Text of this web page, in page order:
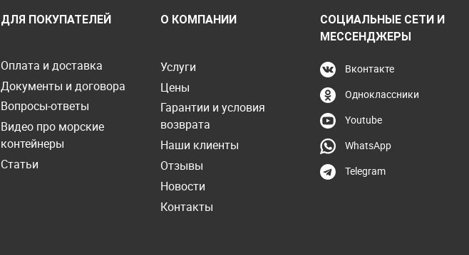
ДЛЯ ПОКУПАТЕЛЕЙ
Оплата и доставка
Документы и договора
Вопросы-ответы
Видео про морские
контейнеры
Статьи
О КОМПАНИИ
Услуги
Цены
Гарантии и условия
возврата
Наши клиенты
Отзывы
Новости
Контакты
СОЦИАЛЬНЫЕ СЕТИ И
МЕССЕНДЖЕРЫ
Вконтакте
Одноклассники
Youtube
WhatsApp
Telegram